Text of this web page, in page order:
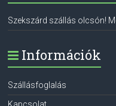
Szekszárd szállás olcsón!
Információk
Szállásfoglalás